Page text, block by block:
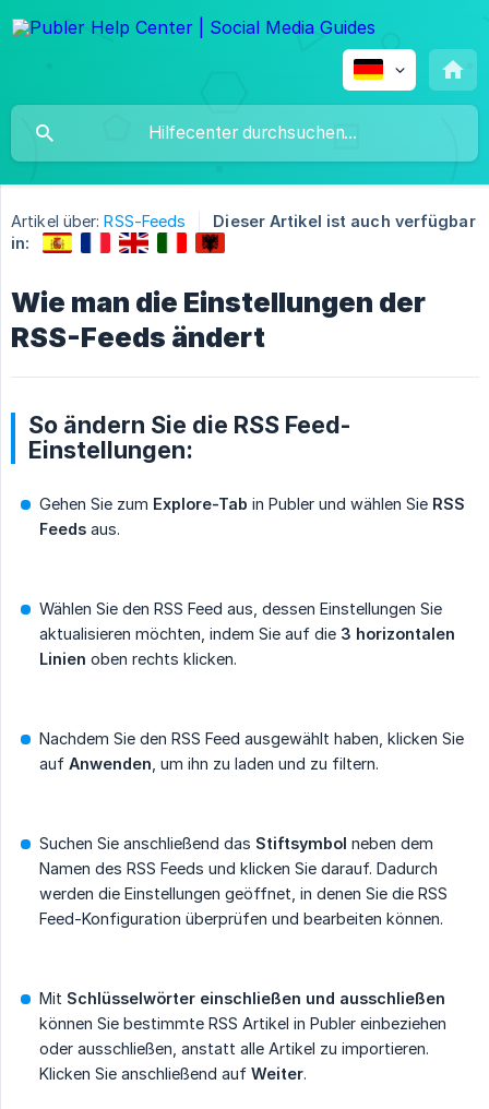
Artikel über: RSS-Feeds
Dieser Artikel ist auch verfügbar
in:
Wie man die Einstellungen der
RSS-Feeds ändert
So ändern Sie die RSS Feed-
Einstellungen:
Gehen Sie zum Explore-Tab in Publer und wählen Sie RSS
Feeds aus.
Wählen Sie den RSS Feed aus, dessen Einstellungen Sie
aktualisieren möchten, indem Sie auf die 3 horizontalen
Linien oben rechts klicken.
Nachdem Sie den RSS Feed ausgewählt haben, klicken Sie
auf Anwenden , um ihn zu laden und zu filtern.
Suchen Sie anschließend das Stiftsymbol neben dem
Namen des RSS Feeds und klicken Sie darauf. Dadurch
werden die Einstellungen geöffnet, in denen Sie die RSS
Feed-Konfiguration überprüfen und bearbeiten können.
Mit Schlüsselwörter einschließen und ausschließen
können Sie bestimmte RSS Artikel in Publer einbeziehen
oder ausschließen, anstatt alle Artikel zu importieren.
Klicken Sie anschließend auf Weiter.